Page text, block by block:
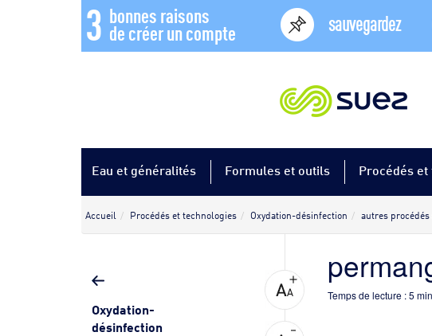
3 bonnes raisons
de créer un compte sauvegardez
Eau et généralités Formules et outils Procédés
Accueil Procédés et technologies Oxydation-désinfection autres
Oxydation-
désinfection
Temps de lecture :5